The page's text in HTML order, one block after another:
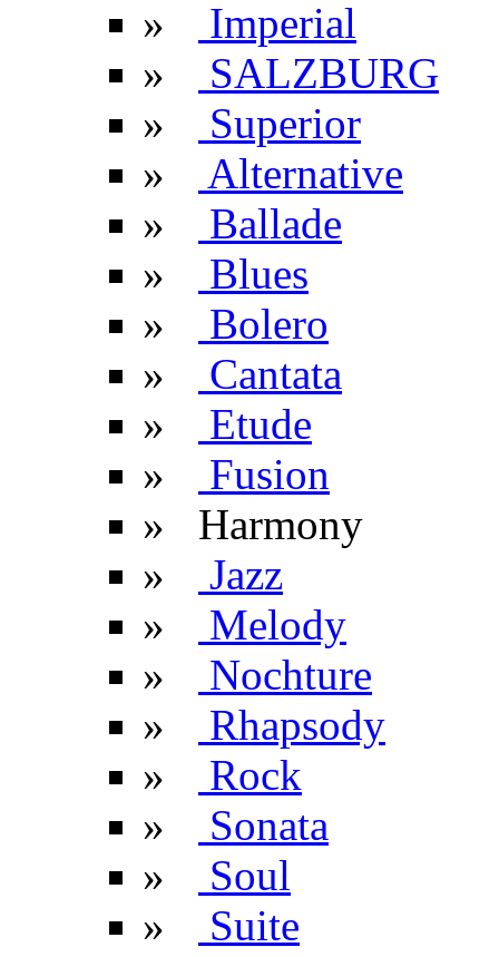
»
Imperial
»
SALZBURG
»
Superior
»
Alternative
»
Ballade
»
Blues
»
Bolero
»
Cantata
»
Etude
»
Fusion
» Harmony
»
Jazz
»
Melody
»
Nochture
»
Rhapsody
»
Rock
»
Sonata
»
Soul
»
Suite